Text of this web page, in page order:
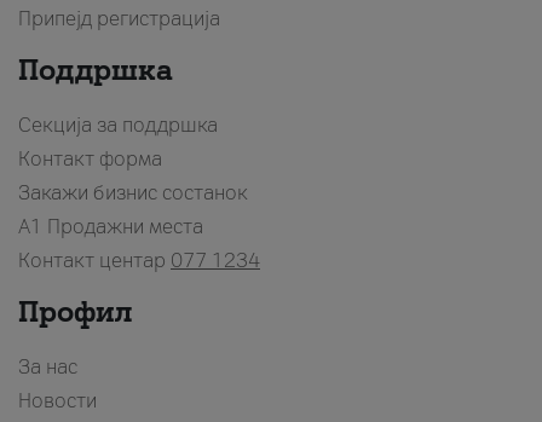
Припејд регистрација
Поддршка
Секција за поддршка
Контакт форма
Закажи бизнис состанок
A1 Продажни места
Контакт центар 077 1234
Профил
За нас
Новости